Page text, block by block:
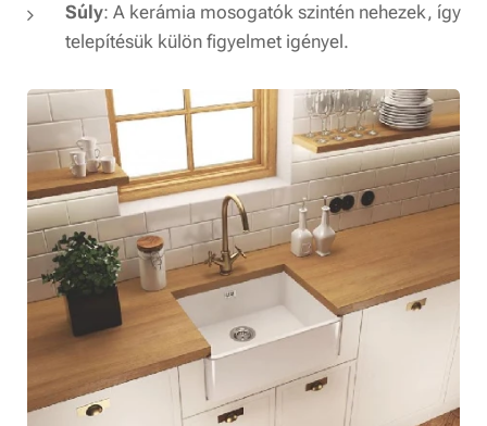
Súly: A kerámia mosogatók szintén nehezek, így
telepítésük külön figyelmet igényel.